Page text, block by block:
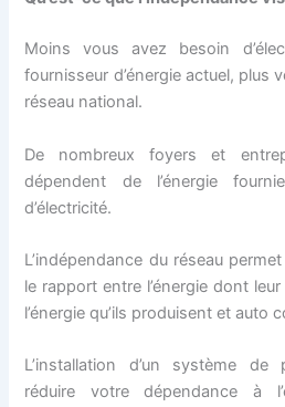
Moins vous avez besoin
fournisseur d’énergie actuel, plus
réseau national.
De nombreux foyers et
dépendent de l’énergie
d’électricité.
L’indépendance du réseau
le rapport entre l’énergie dont
l’énergie qu’ils produisent et auto
L’installation d’un système de
réduire votre dépendance à